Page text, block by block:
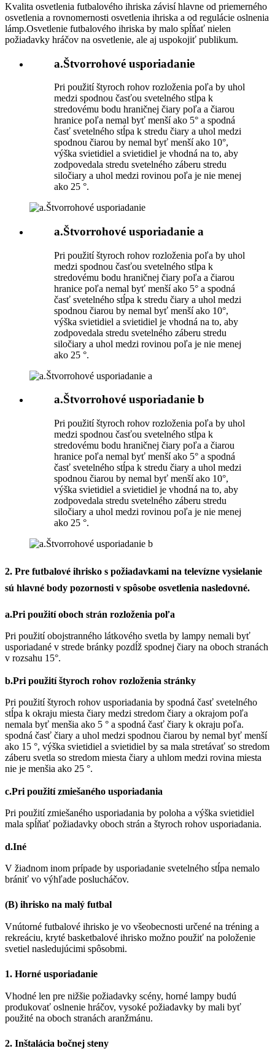
Kvalita osvetlenia futbalového ihriska závisí hlavne od priemerného
osvetlenia a rovnomernosti osvetlenia ihriska a od regulácie oslnenia
lámp.Osvetlenie futbalového ihriska by malo spĺňať nielen
požiadavky hráčov na osvetlenie, ale aj uspokojiť publikum.
a.Štvorrohové usporiadanie
Pri použití štyroch rohov rozloženia poľa by uhol
medzi spodnou časťou svetelného stĺpa k
stredovému bodu hraničnej čiary poľa a čiarou
hranice poľa nemal byť menší ako 5° a spodná
časť svetelného stĺpa k stredu čiary a uhol medzi
spodnou čiarou by nemal byť menší ako 10°,
výška svietidiel a svietidiel je vhodná na to, aby
zodpovedala stredu svetelného záberu stredu
siločiary a uhol medzi rovinou poľa je nie menej
ako 25 °.
a.Štvorrohové usporiadanie a
Pri použití štyroch rohov rozloženia poľa by uhol
medzi spodnou časťou svetelného stĺpa k
stredovému bodu hraničnej čiary poľa a čiarou
hranice poľa nemal byť menší ako 5° a spodná
časť svetelného stĺpa k stredu čiary a uhol medzi
spodnou čiarou by nemal byť menší ako 10°,
výška svietidiel a svietidiel je vhodná na to, aby
zodpovedala stredu svetelného záberu stredu
siločiary a uhol medzi rovinou poľa je nie menej
ako 25 °.
a.Štvorrohové usporiadanie b
Pri použití štyroch rohov rozloženia poľa by uhol
medzi spodnou časťou svetelného stĺpa k
stredovému bodu hraničnej čiary poľa a čiarou
hranice poľa nemal byť menší ako 5° a spodná
časť svetelného stĺpa k stredu čiary a uhol medzi
spodnou čiarou by nemal byť menší ako 10°,
výška svietidiel a svietidiel je vhodná na to, aby
zodpovedala stredu svetelného záberu stredu
siločiary a uhol medzi rovinou poľa je nie menej
ako 25 °.
2. Pre futbalové ihrisko s požiadavkami na televízne vysielanie
sú hlavné body pozornosti v spôsobe osvetlenia nasledovné.
a.Pri použití oboch strán rozloženia poľa
Pri použití obojstranného látkového svetla by lampy nemali byť
usporiadané v strede bránky pozdĺž spodnej čiary na oboch stranách
v rozsahu 15°.
b.Pri použití štyroch rohov rozloženia stránky
Pri použití štyroch rohov usporiadania by spodná časť svetelného
stĺpa k okraju miesta čiary medzi stredom čiary a okrajom poľa
nemala byť menšia ako 5 ° a spodná časť čiary k okraju poľa.
spodná časť čiary a uhol medzi spodnou čiarou by nemal byť menší
ako 15 °, výška svietidiel a svietidiel by sa mala stretávať so stredom
záberu svetla so stredom miesta čiary a uhlom medzi rovina miesta
nie je menšia ako 25 °.
c.Pri použití zmiešaného usporiadania
Pri použití zmiešaného usporiadania by poloha a výška svietidiel
mala spĺňať požiadavky oboch strán a štyroch rohov usporiadania.
d.Iné
V žiadnom inom prípade by usporiadanie svetelného stĺpa nemalo
brániť vo výhľade poslucháčov.
(B) ihrisko na malý futbal
Vnútorné futbalové ihrisko je vo všeobecnosti určené na tréning a
rekreáciu, kryté basketbalové ihrisko možno použiť na položenie
svetiel nasledujúcimi spôsobmi.
1. Horné usporiadanie
Vhodné len pre nižšie požiadavky scény, horné lampy budú
produkovať oslnenie hráčov, vysoké požiadavky by mali byť
použité na oboch stranách aranžmánu.
2. Inštalácia bočnej steny